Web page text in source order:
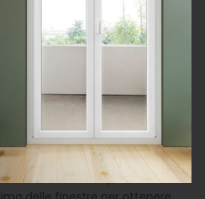
ideali di infissi per
luce e per consentire il
ma in questo articolo
caratteristiche migliori
di edilizia indica quale debba